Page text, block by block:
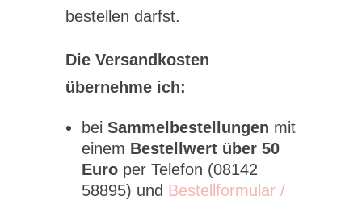
bestellen darfst.
Die Versandkosten
übernehme ich:
bei Sammelbestellungen mit
einem Bestellwert über 50
Euro per Telefon (08142
58895) und Bestellformular /